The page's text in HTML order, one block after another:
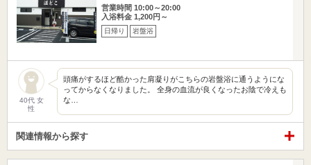
営業時間 10:00～20:00
入浴料金 1,200円～
日帰り 岩盤浴
40代 女
性
頭痛がするほど酷かった肩凝りがこちらの岩盤浴に通うようにな
ってからなくなりました。 全身の血流が良くなったお陰で冷えも
な…
関連情報から探す